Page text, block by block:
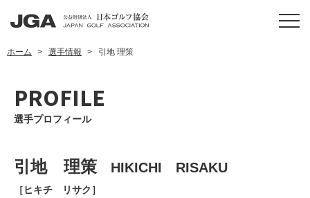
ホーム 選手情報 引地 理策
PROFILE
選手プロフィール
引地 理策 HIKICHI RISAKU
［ヒキチ リサク］